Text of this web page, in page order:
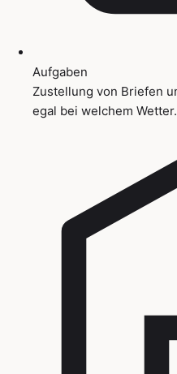
Aufgaben
Zustellung von Briefen
egal bei welchem Wetter.